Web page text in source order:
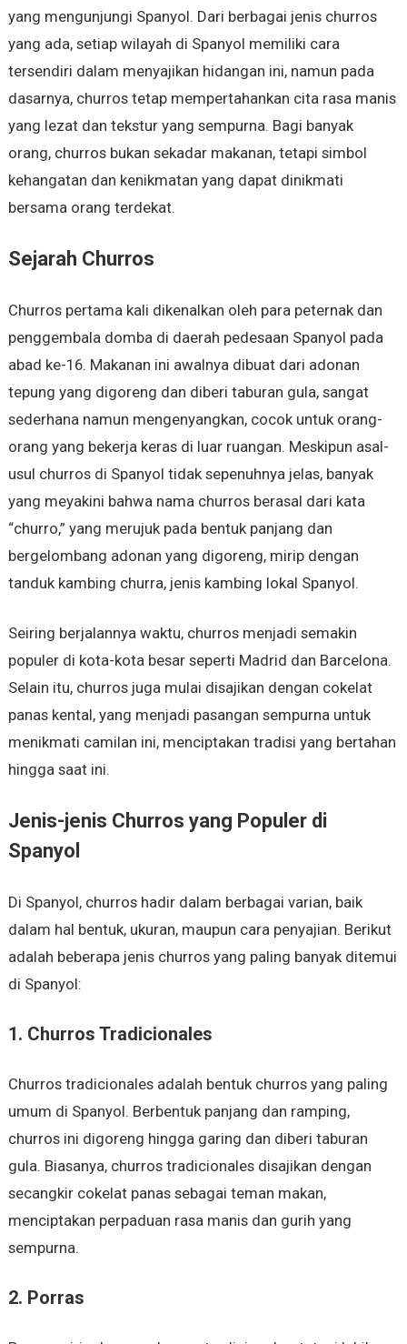
yang mengunjungi Spanyol. Dari berbagai jenis churros
yang ada, setiap wilayah di Spanyol memiliki cara
tersendiri dalam menyajikan hidangan ini, namun pada
dasarnya, churros tetap mempertahankan cita rasa manis
yang lezat dan tekstur yang sempurna. Bagi banyak
orang, churros bukan sekadar makanan, tetapi simbol
kehangatan dan kenikmatan yang dapat dinikmati
bersama orang terdekat.
Sejarah Churros
Churros pertama kali dikenalkan oleh para peternak dan
penggembala domba di daerah pedesaan Spanyol pada
abad ke-16. Makanan ini awalnya dibuat dari adonan
tepung yang digoreng dan diberi taburan gula, sangat
sederhana namun mengenyangkan, cocok untuk orang-
orang yang bekerja keras di luar ruangan. Meskipun asal-
usul churros di Spanyol tidak sepenuhnya jelas, banyak
yang meyakini bahwa nama churros berasal dari kata
“churro,” yang merujuk pada bentuk panjang dan
bergelombang adonan yang digoreng, mirip dengan
tanduk kambing churra, jenis kambing lokal Spanyol.
Seiring berjalannya waktu, churros menjadi semakin
populer di kota-kota besar seperti Madrid dan Barcelona.
Selain itu, churros juga mulai disajikan dengan cokelat
panas kental, yang menjadi pasangan sempurna untuk
menikmati camilan ini, menciptakan tradisi yang bertahan
hingga saat ini.
Jenis-jenis Churros yang Populer di
Spanyol
Di Spanyol, churros hadir dalam berbagai varian, baik
dalam hal bentuk, ukuran, maupun cara penyajian. Berikut
adalah beberapa jenis churros yang paling banyak ditemui
di Spanyol:
1. Churros Tradicionales
Churros tradicionales adalah bentuk churros yang paling
umum di Spanyol. Berbentuk panjang dan ramping,
churros ini digoreng hingga garing dan diberi taburan
gula. Biasanya, churros tradicionales disajikan dengan
secangkir cokelat panas sebagai teman makan,
menciptakan perpaduan rasa manis dan gurih yang
sempurna.
2. Porras